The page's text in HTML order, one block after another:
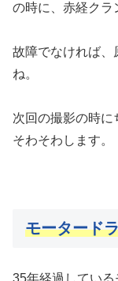
の時に、赤経クラ
故障でなければ、
ね。
次回の撮影の時
そわそわします。
モータード